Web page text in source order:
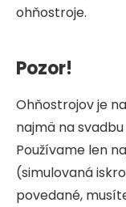
ohňostroje.
Pozor!
Ohňostrojov je
najmä na
Používame len
(simulovaná
povedané,